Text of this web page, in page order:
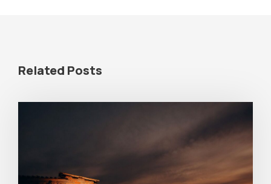
Related Posts